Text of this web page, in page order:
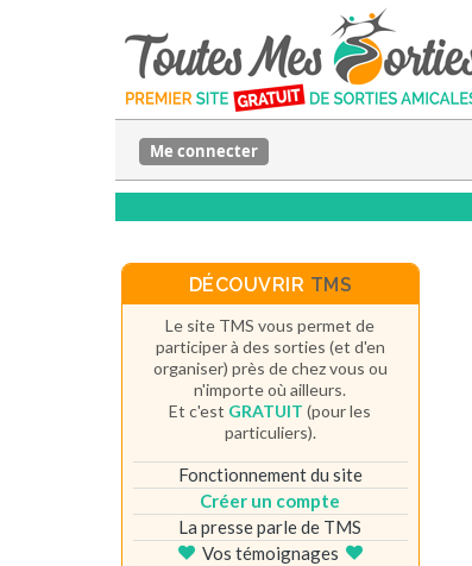
Me connecter
DÉCOUVRIR TMS
Le site TMS vous permet de
participer à des sorties (et d'en
organiser) près de chez vous ou
n'importe où ailleurs.
Et c'est GRATUIT (pour les
particuliers).
Fonctionnement du site
Créer un compte
La presse parle de TMS
Vos témoignages